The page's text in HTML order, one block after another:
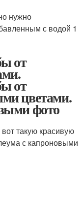
нужно
с водой 1
от
от
цветами.
фото
такую красивую
с капроновыми